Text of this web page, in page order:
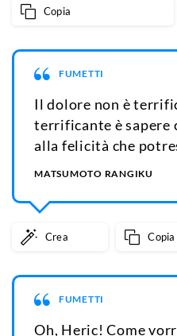
Copia
FUMETTI
Il dolore non è
terrificante è sapere
alla felicità che
MATSUMOTO RANGIKU
Crea Copia
FUMETTI
Oh, Heric! Come